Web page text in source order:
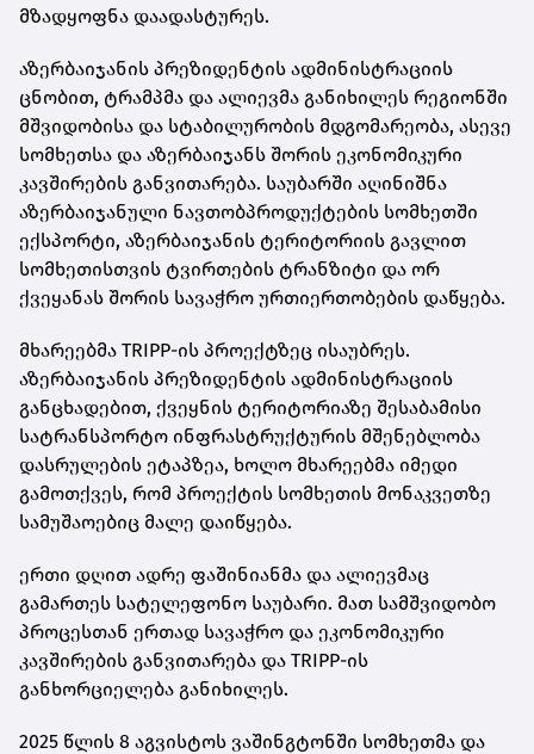
მზადყოფნა დაადასტურეს.
აზერბაიჯანის პრეზიდენტის ადმინისტრაციის
ცნობით, ტრამპმა და ალიევმა განიხილეს რეგიონში
მშვიდობისა და სტაბილურობის მდგომარეობა, ასევე
სომხეთსა და აზერბაიჯანს შორის ეკონომიკური
კავშირების განვითარება. საუბარში აღინიშნა
აზერბაიჯანული ნავთობპროდუქტების სომხეთში
ექსპორტი, აზერბაიჯანის ტერიტორიის გავლით
სომხეთისთვის ტვირთების ტრანზიტი და ორ
ქვეყანას შორის სავაჭრო ურთიერთობების დაწყება.
მხარეებმა TRIPP-ის პროექტზეც ისაუბრეს.
აზერბაიჯანის პრეზიდენტის ადმინისტრაციის
განცხადებით, ქვეყნის ტერიტორიაზე შესაბამისი
სატრანსპორტო ინფრასტრუქტურის მშენებლობა
დასრულების ეტაპზეა, ხოლო მხარეებმა იმედი
გამოთქვეს, რომ პროექტის სომხეთის მონაკვეთზე
სამუშაოებიც მალე დაიწყება.
ერთი დღით ადრე ფაშინიანმა და ალიევმაც
გამართეს სატელეფონო საუბარი. მათ სამშვიდობო
პროცესთან ერთად სავაჭრო და ეკონომიკური
კავშირების განვითარება და TRIPP-ის
განხორციელება განიხილეს.
2025 წლის 8 აგვისტოს ვაშინგტონში სომხეთმა და